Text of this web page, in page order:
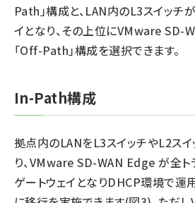
Path」構成と、LAN内のL3スイッチ
イとなり、その上位にVMware SD-
「Off-Path」構成を選択できます。
In-Path構成
拠点内のLANをL3スイッチやL2ス
り、VMware SD-WAN Edge が全ト
ゲートウェイとなりDHCP環境で運